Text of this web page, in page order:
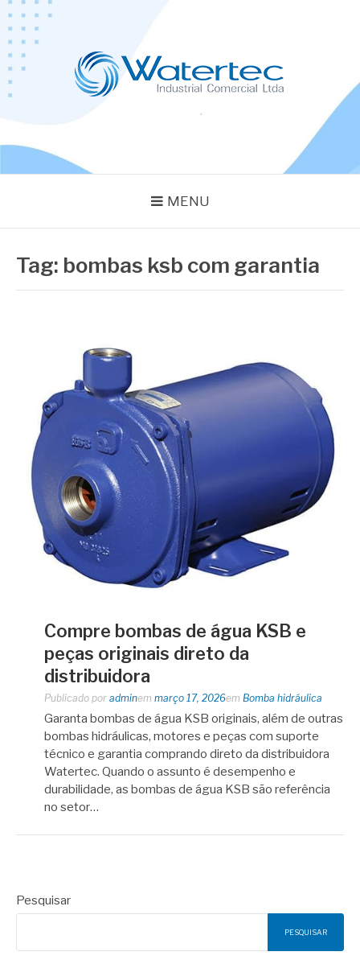
Pular
para
conteúdo
MENU
Tag: bombas ksb com garantia
Compre bombas de água KSB e
peças originais direto da
distribuidora
Publicado por adminem março 17, 2026em Bomba hidráulica
Garanta bombas de água KSB originais, além de outras
bombas hidráulicas, motores e peças com suporte
técnico e garantia comprando direto da distribuidora
Watertec. Quando o assunto é desempenho e
durabilidade, as bombas de água KSB são referência
no setor…
Pesquisar
PESQUISAR